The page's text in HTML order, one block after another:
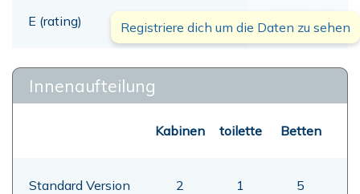
E (rating) 00,00 mt
Registriere dich um die Daten zu sehen
Innenaufteilung
Kabinen toilette Betten
Standard Version 2 1 5